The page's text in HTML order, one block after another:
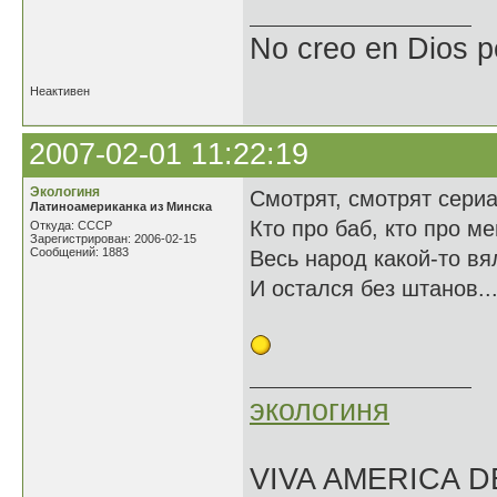
No creo en Dios
Неактивен
2007-02-01 11:22:19
Экологиня
Латиноамериканка из Минска
Откуда: СССР
Зарегистрирован: 2006-02-15
Сообщений: 1883
Смотрят, смотрят
Кто про баб, кто про
Весь народ какой-то
И остался без штанов...
экологиня
VIVA AMERICA